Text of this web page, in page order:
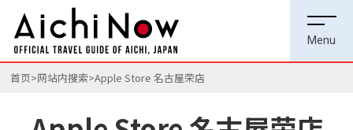
首页 网站内搜索 Apple Store 名古屋荣店